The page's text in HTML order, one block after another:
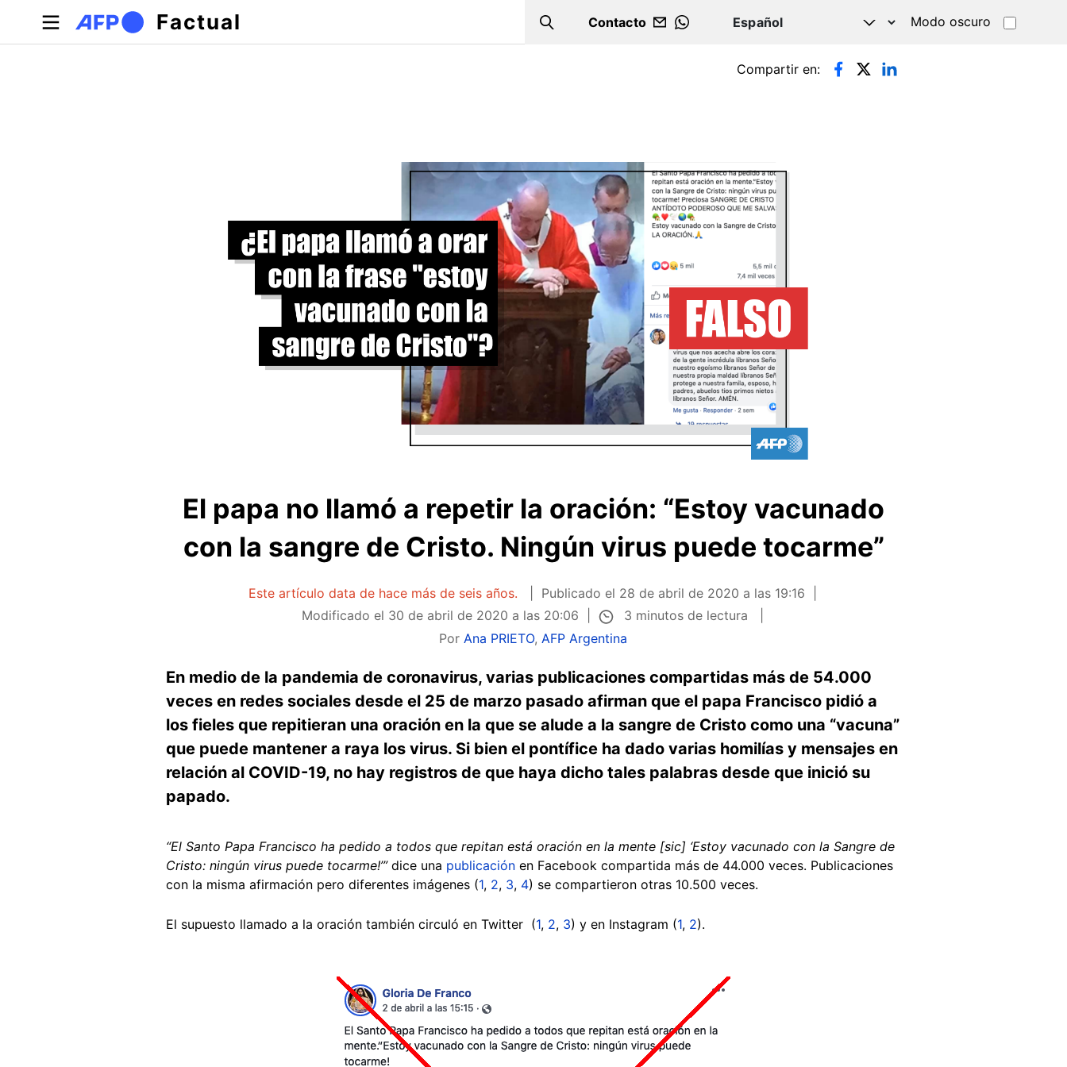
Pasar al contenido principal
Factual Search
Contacto
WHATSAPP
Modo oscuro
Solapas principales Compartir en:
El papa no llamó a repetir la oración: “Estoy vacunado
con la sangre de Cristo. Ningún virus puede tocarme”
Este artículo data de hace más de seis años. Publicado el 28 de abril de 2020 a las 19:16
Modificado el 30 de abril de 2020 a las 20:06
3 minutos de lectura
Por Ana PRIETO, AFP Argentina
En medio de la pandemia de coronavirus, varias publicaciones compartidas más de 54.000
veces en redes sociales desde el 25 de marzo pasado afirman que el papa Francisco pidió a
los fieles que repitieran una oración en la que se alude a la sangre de Cristo como una “vacuna”
que puede mantener a raya los virus. Si bien el pontífice ha dado varias homilías y mensajes en
relación al COVID-19, no hay registros de que haya dicho tales palabras desde que inició su
papado.
“El Santo Papa Francisco ha pedido a todos que repitan está oración en la mente [sic] ‘Estoy vacunado con la Sangre de
Cristo: ningún virus puede tocarme!’” dice una publicación en Facebook compartida más de 44.000 veces. Publicaciones
con la misma afirmación pero diferentes imágenes (1, 2, 3, 4) se compartieron otras 10.500 veces.
El supuesto llamado a la oración también circuló en Twitter (1, 2, 3) y en Instagram (1, 2).